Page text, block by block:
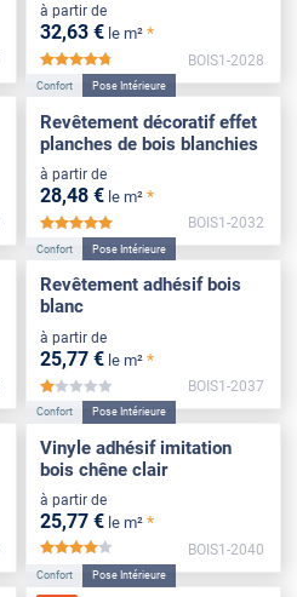
à partir de
32,63 € le m² *
*****
BOIS1-2028
Confort Pose Intérieure
Revêtement décoratif effet
planches de bois blanchies
à partir de
28,48 € le m² *
BOIS1-2032
Confort Pose Intérieure
Revêtement adhésif bois
blanc
à partir de
25,77 € le m² *
*****
BOIS1-2037
Confort Pose Intérieure
Vinyle adhésif imitation
bois chêne clair
à partir de
25,77 € le m² *
*****
BOIS1-2040
Confort Pose Intérieure